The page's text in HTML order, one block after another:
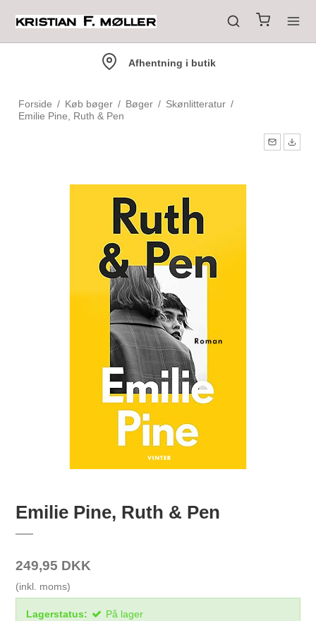
Afhentning i butik
Forside / Køb bøger / Bøger / Skønlitteratur /
Emilie Pine, Ruth & Pen
Emilie Pine, Ruth & Pen
249,95 DKK
(inkl. moms)
Lagerstatus: På lager